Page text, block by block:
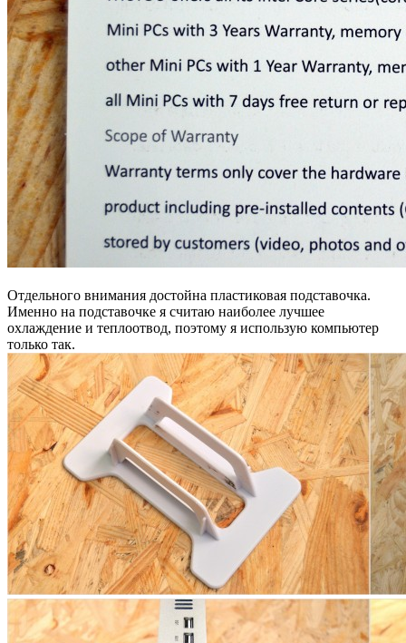
Отдельного внимания достойна пластиковая подставочка.
Именно на подставочке я считаю наиболее лучшее
охлаждение и теплоотвод, поэтому я использую компьютер
только так.